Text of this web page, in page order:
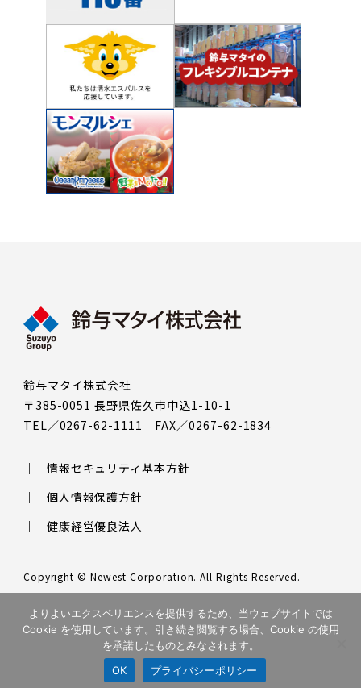
鈴与マタイ株式会社
〒385-0051 長野県佐久市中込1-10-1
TEL／0267-62-1111 FAX／0267-62-1834
情報セキュリティ基本方針
個人情報保護方針
健康経営優良法人
Copyright © Newest Corporation. All Rights Reserved.
このサイトはreCAPTCHAによって保護されており、Googleの
イバシーポリシー
と利用規約が適用されます。
よりよいエクスペリエンスを提供するため、当ウェブサイトでは
Cookie を使用しています。引き続き閲覧する場合、Cookie の使用
を承諾したものとみなされます。
OK
プライバシーポリシー